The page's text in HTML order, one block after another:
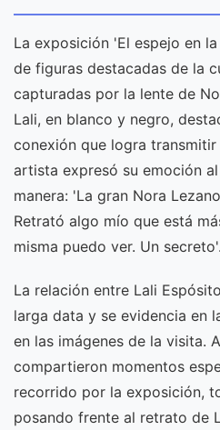
La exposición 'El espejo en
de figuras destacadas de la
capturadas por la lente de
Lali, en blanco y negro,
conexión que logra
artista expresó su emoción
manera: 'La gran Nora
Retrató algo mío que está
misma puedo ver. Un secreto'.
La relación entre Lali
larga data y se evidencia en
en las imágenes de la visita.
compartieron momentos
recorrido por la exposición,
posando frente al retrato de